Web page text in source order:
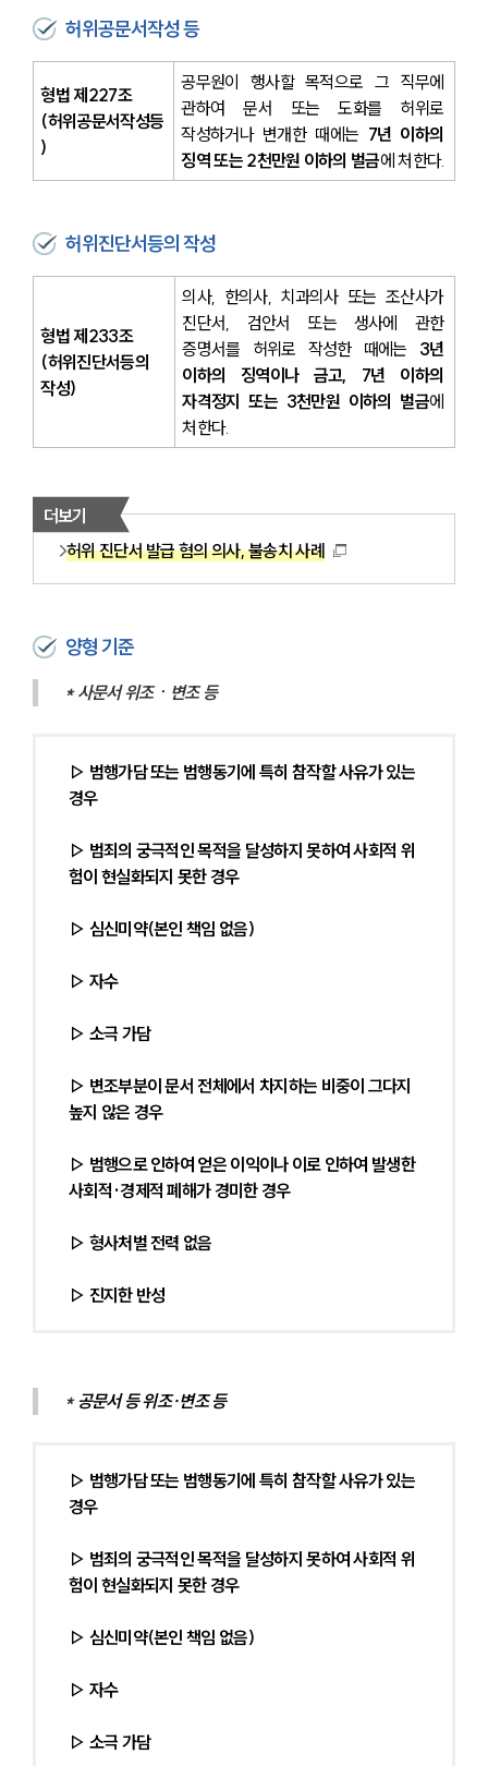
허위공문서작성 등
형법 제227조
(허위공문서작성등
)
공무원이 행사할 목적으로 그 직무에
관하여 문서 또는 도화를 허위로
작성하거나 변개한 때에는 7년 이하의
징역 또는 2천만원 이하의 벌금에 처한다.
허위진단서등의 작성
형법 제233조
(허위진단서등의
작성)
의사, 한의사, 치과의사 또는 조산사가
진단서, 검안서 또는 생사에 관한
증명서를 허위로 작성한 때에는 3년
이하의 징역이나 금고, 7년 이하의
자격정지 또는 3천만원 이하의 벌금에
처한다.
더보기
허위 진단서 발급 혐의 의사, 불송치 사례
양형 기준
* 사문서 위조ㆍ변조 등
▷ 범행가담 또는 범행동기에 특히 참작할 사유가 있는
경우
▷ 범죄의 궁극적인 목적을 달성하지 못하여 사회적 위
험이 현실화되지 못한 경우
▷ 심신미약(본인 책임 없음)
▷ 자수
▷ 소극 가담
▷ 변조부분이 문서 전체에서 차지하는 비중이 그다지
높지 않은 경우
▷ 범행으로 인하여 얻은 이익이나 이로 인하여 발생한
사회적·경제적 폐해가 경미한 경우
▷ 형사처벌 전력 없음
▷ 진지한 반성
* 공문서 등 위조·변조 등
▷ 범행가담 또는 범행동기에 특히 참작할 사유가 있는
경우
▷ 범죄의 궁극적인 목적을 달성하지 못하여 사회적 위
험이 현실화되지 못한 경우
▷ 심신미약(본인 책임 없음)
▷ 자수
▷ 소극 가담